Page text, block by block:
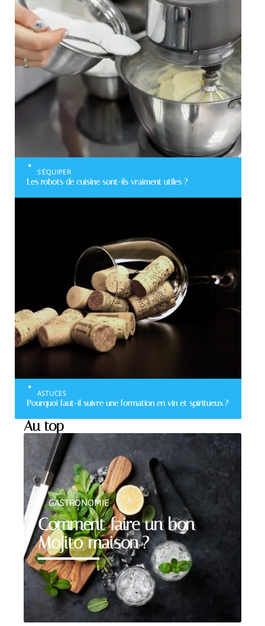
S'ÉQUIPER
Les robots de cuisine sont-ils vraiment utiles ?
ASTUCES
Pourquoi faut-il suivre une formation en vin et spiritueux ?
Au top
Comment faire un bon
Mojito maison ?
GASTRONOMIE